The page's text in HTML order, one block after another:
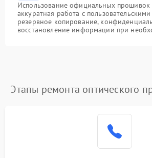
Использование официальных прошивок
аккуратная работа с
резервное копирование,
восстановление информации при
Этапы ремонта оптического